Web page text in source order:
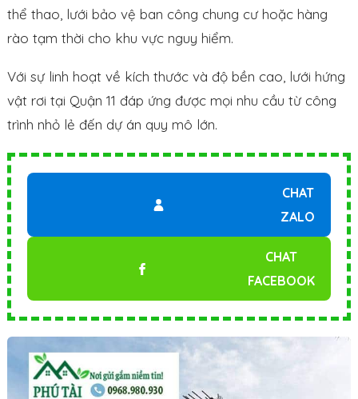
thể thao, lưới bảo vệ ban công chung cư hoặc hàng
rào tạm thời cho khu vực nguy hiểm.
Với sự linh hoạt về kích thước và độ bền cao, lưới hứng
vật rơi tại Quận 11 đáp ứng được mọi nhu cầu từ công
trình nhỏ lẻ đến dự án quy mô lớn.
CHAT
ZALO
CHAT
FACEBOOK